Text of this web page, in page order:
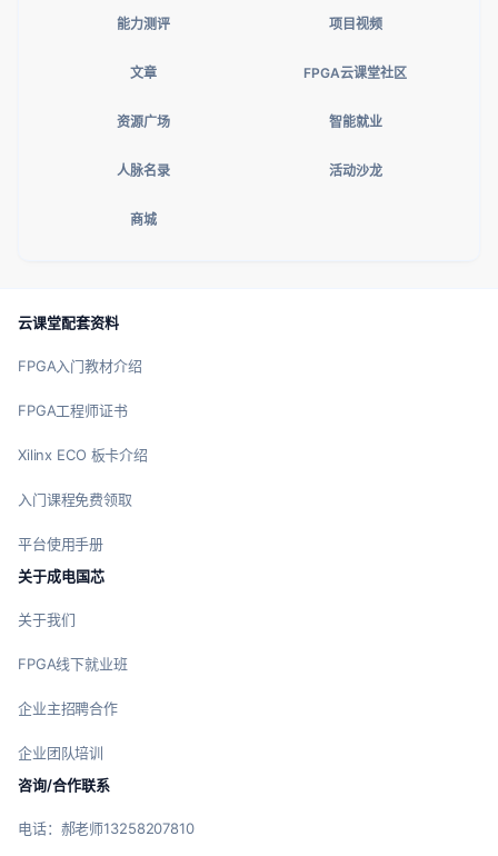
能力测评 项目视频
文章 FPGA云课堂社区
资源广场 智能就业
人脉名录 活动沙龙
商城
云课堂配套资料
FPGA入门教材介绍
FPGA工程师证书
Xilinx ECO 板卡介绍
入门课程免费领取
平台使用手册
关于成电国芯
关于我们
FPGA线下就业班
企业主招聘合作
企业团队培训
咨询/合作联系
电话：郝老师13258207810